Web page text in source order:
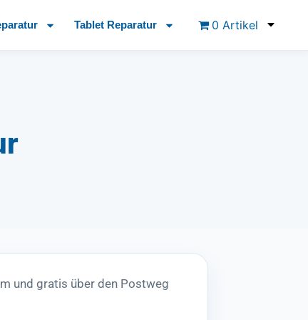
Tablet Reparatur 0 Artikel
und gratis über den Postweg